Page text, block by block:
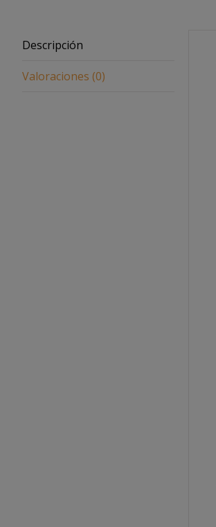
Descripción
Valoraciones (0)